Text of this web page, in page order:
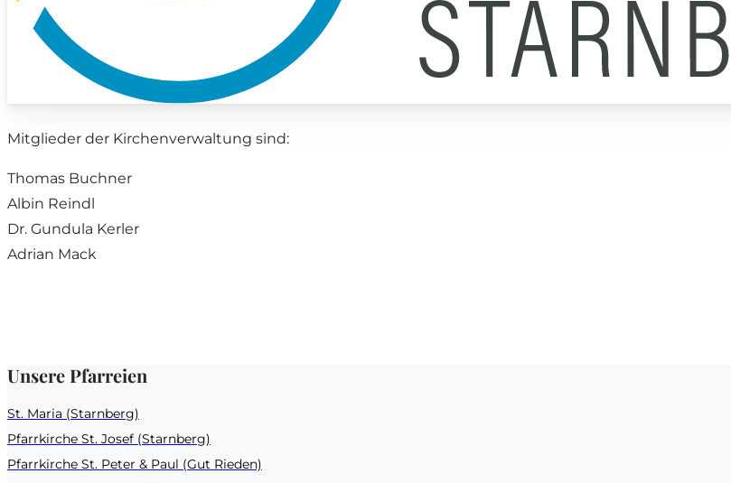
Mitglieder der Kirchenverwaltung sind:
Thomas Buchner
Albin Reindl
Dr. Gundula Kerler
Adrian Mack
Unsere Pfarreien
St. Maria (Starnberg)
Pfarrkirche St. Josef (Starnberg)
Pfarrkirche St. Peter & Paul (Gut Rieden)